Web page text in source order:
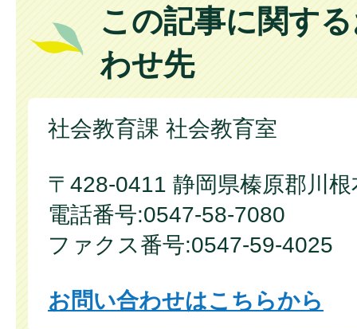
この記事に関す
わせ先
社会教育課 社会教育室
〒428-0411 静岡県榛原郡川
電話番号:0547-58-7080
ファクス番号:0547-59-4025
お問い合わせはこちらから